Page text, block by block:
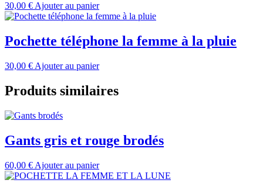
30,00 € Ajouter au panier
Pochette téléphone la femme à la pluie
30,00 € Ajouter au panier
Produits similaires
Gants gris et rouge brodés
60,00 € Ajouter au panier